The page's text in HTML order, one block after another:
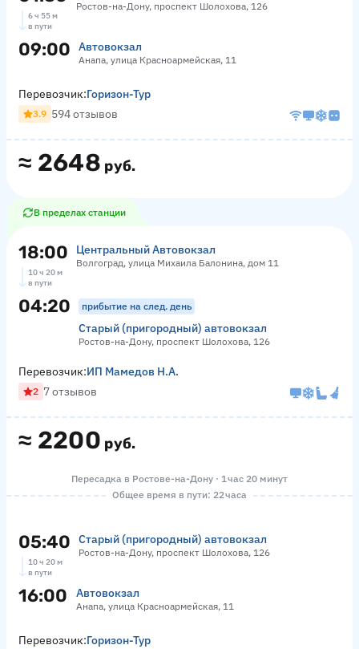
Ростов-на-Дону, проспект Шолохова, 126
6 ч 55 м
в пути
09:00 Автовокзал
Анапа, улица Красноармейская, 11
≈ 2648 руб.
Перевозчик:Горизон-Тур
3.9 594 отзывов
В пределах станции
18:00 Центральный Автовокзал
Волгоград, улица Михаила Балонина, дом 11
10 ч 20 м
в пути
04:20 прибытие на след. день
Старый (пригородный) автовокзал
Ростов-на-Дону, проспект Шолохова, 126
≈ 2200 руб.
Перевозчик:ИП Мамедов Н.А.
2 7 отзывов
Пересадка в Ростове-на-Дону · 1 час 20 минут
Общее время в пути: 22 часа
05:40 Старый (пригородный) автовокзал
Ростов-на-Дону, проспект Шолохова, 126
10 ч 20 м
в пути
16:00 Автовокзал
Анапа, улица Красноармейская, 11
Перевозчик:Горизон-Тур